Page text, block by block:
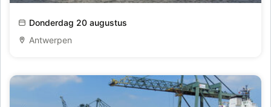
Ontdek het historische en hedendaagse Antwerpen
Donderdag 20 augustus
Antwerpen